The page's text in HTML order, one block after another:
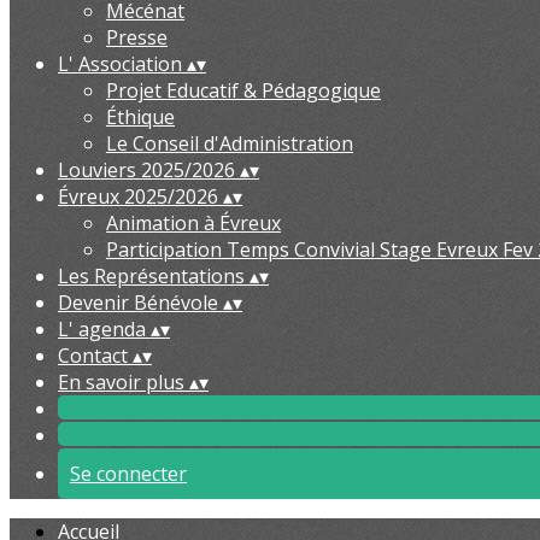
Mécénat
Presse
L' Association ▴▾
Projet Educatif & Pédagogique
Éthique
Le Conseil d'Administration
Louviers 2025/2026 ▴▾
Évreux 2025/2026 ▴▾
Animation à Évreux
Participation Temps Convivial Stage Evreux Fev
Les Représentations ▴▾
Devenir Bénévole ▴▾
L' agenda ▴▾
Contact▴▾
En savoir plus ▴▾
Se connecter
Accueil